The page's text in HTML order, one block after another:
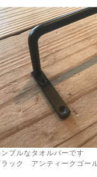
ンプルなタオルバーです
ラック アンティークゴー